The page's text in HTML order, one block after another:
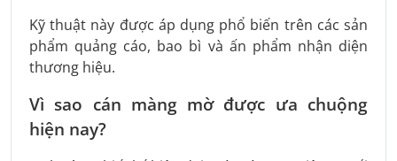
Kỹ thuật này được áp dụng phổ biến trên các sản
phẩm quảng cáo, bao bì và ấn phẩm nhận diện
thương hiệu.
Vì sao cán màng mờ được ưa chuộng
hiện nay?